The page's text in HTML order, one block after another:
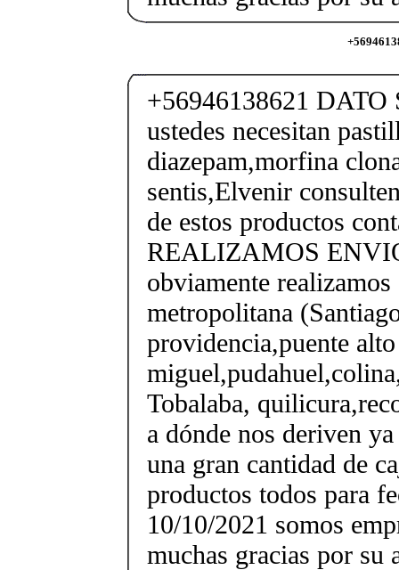
+56946138621 DATO
ustedes necesitan
diazepam,morfina
sentis,Elvenir
de estos productos
REALIZAMOS
obviamente
metropolitana
providencia,puente
Tobalaba,
a dónde nos deriven
una gran cantidad de
productos todos para
10/10/2021 somos
muchas gracias por su